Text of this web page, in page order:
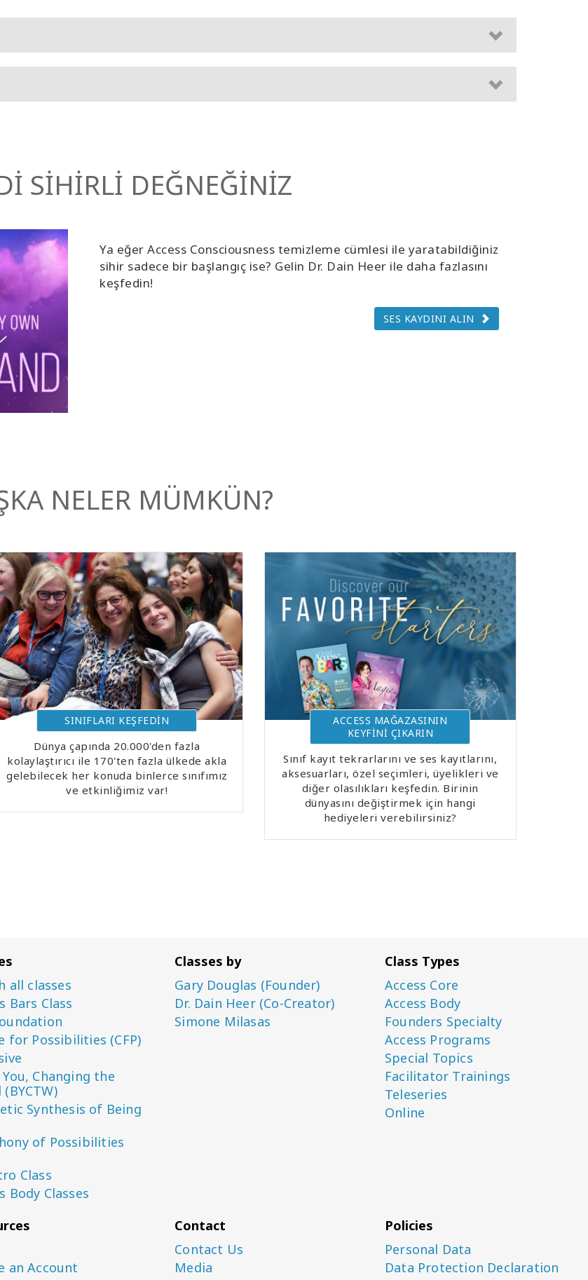
SİHİRLİ DEĞNEĞİNİZ
Ya eğer Access Consciousness temizleme cümlesi ile yaratabildiğiniz
sihir sadece bir başlangıç ise? Gelin Dr. Dain Heer ile daha fazlasını
keşfedin!
SES KAYDINI ALIN
NELER MÜMKÜN?
SINIFLARI KEŞFEDİN
Dünya çapında 20.000'den fazla
kolaylaştırıcı ile 170'ten fazla ülkede akla
gelebilecek her konuda binlerce sınıfımız
ve etkinliğimiz var!
ACCESS MAĞAZASININ
KEYFİNİ ÇIKARIN
Sınıf kayıt tekrarlarını ve ses kayıtlarını,
aksesuarları, özel seçimleri, üyelikleri ve
diğer olasılıkları keşfedin. Birinin
dünyasını değiştirmek için hangi
hediyeleri verebilirsiniz?
all classes
Bars Class
for Possibilities (CFP)
Changing the
Synthesis of Being
of Possibilities
Class
Body Classes
Classes by
Gary Douglas (Founder)
Dr. Dain Heer (Co-Creator)
Simone Milasas
Class Types
Access Core
Access Body
Founders Specialty
Access Programs
Special Topics
Facilitator Trainings
Teleseries
Online
an Account
Contact
Contact Us
Media
Policies
Personal Data
Data Protection Declaration